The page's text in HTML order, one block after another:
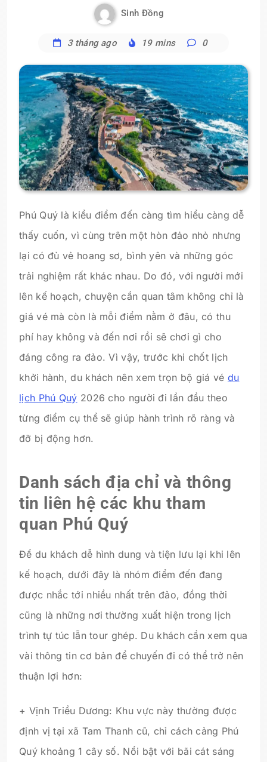
Sinh Đồng
3 tháng ago 19 mins 0
Phú Quý là kiểu điểm đến càng tìm hiểu càng dễ
thấy cuốn, vì cùng trên một hòn đảo nhỏ nhưng
lại có đủ vẻ hoang sơ, bình yên và những góc
trải nghiệm rất khác nhau. Do đó, với người mới
lên kế hoạch, chuyện cần quan tâm không chỉ là
giá vé mà còn là mỗi điểm nằm ở đâu, có thu
phí hay không và đến nơi rồi sẽ chơi gì cho
đáng công ra đảo. Vì vậy, trước khi chốt lịch
khởi hành, du khách nên xem trọn bộ giá vé du
lịch Phú Quý 2026 cho người đi lần đầu theo
từng điểm cụ thể sẽ giúp hành trình rõ ràng và
đỡ bị động hơn.
Danh sách địa chỉ và thông
tin liên hệ các khu tham
quan Phú Quý
Để du khách dễ hình dung và tiện lưu lại khi lên
kế hoạch, dưới đây là nhóm điểm đến đang
được nhắc tới nhiều nhất trên đảo, đồng thời
cũng là những nơi thường xuất hiện trong lịch
trình tự túc lẫn tour ghép. Du khách cần xem qua
vài thông tin cơ bản để chuyến đi có thể trở nên
thuận lợi hơn:
+ Vịnh Triều Dương: Khu vực này thường được
định vị tại xã Tam Thanh cũ, chỉ cách cảng Phú
Quý khoảng 1 cây số. Nổi bật với bãi cát sáng